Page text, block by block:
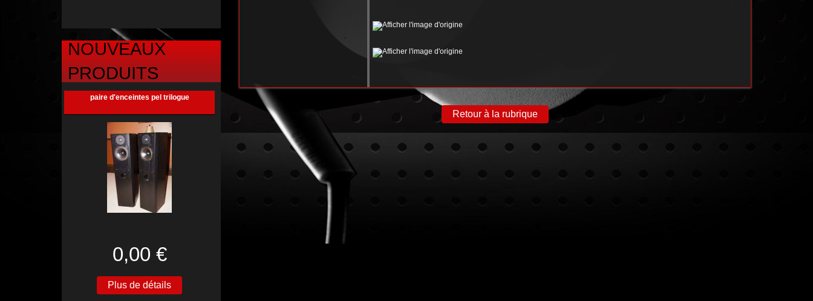
NOUVEAUX
PRODUITS
paire d'enceintes pel trilogue
0,00 €
Plus de détails
Retour à la rubrique